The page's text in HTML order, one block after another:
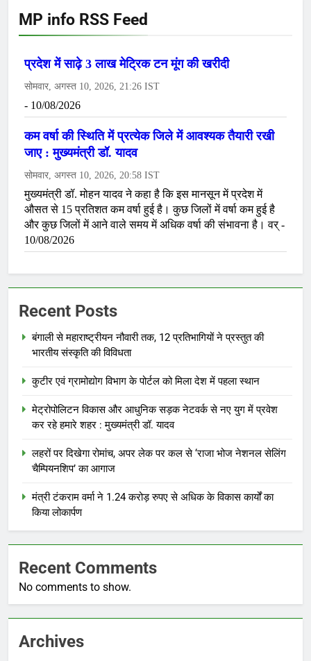
MP info RSS Feed
Recent Posts
बंगाली से महाराष्ट्रीयन नौवारी तक, 12 प्रतिभागियों ने प्रस्तुत की
भारतीय संस्कृति की विविधता
कुटीर एवं ग्रामोद्योग विभाग के पोर्टल को मिला देश में पहला स्थान
मेट्रोपोलिटन विकास और आधुनिक सड़क नेटवर्क से नए युग में प्रवेश
कर रहे हमारे शहर : मुख्यमंत्री डॉ. यादव
लहरों पर दिखेगा रोमांच, अपर लेक पर कल से ‘राजा भोज नेशनल सेलिंग
चैम्पियनशिप’ का आगाज
मंत्री टंकराम वर्मा ने 1.24 करोड़ रुपए से अधिक के विकास कार्यों का
किया लोकार्पण
Recent Comments
No comments to show.
Archives